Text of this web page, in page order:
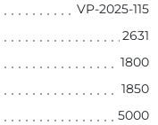
VP-2025-115
2631
1800
1850
5000